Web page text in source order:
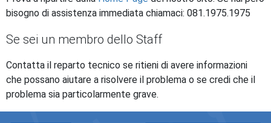
bisogno di assistenza immediata chiamaci: 081.1975.1975
Se sei un membro dello Staff
Contatta il reparto tecnico se ritieni di avere informazioni
che possano aiutare a risolvere il problema o se credi che il
problema sia particolarmente grave.